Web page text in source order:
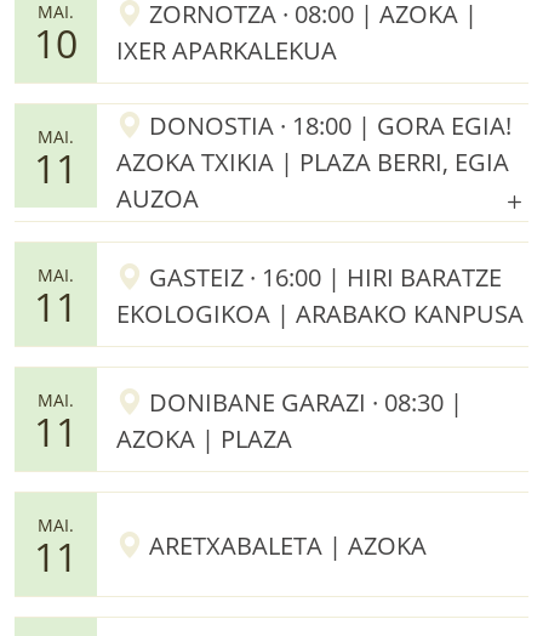
MAI.
10
ZORNOTZA · 08:00 | AZOKA |
IXER APARKALEKUA
MAI.
11
DONOSTIA · 18:00 | GORA EGIA!
AZOKA TXIKIA | PLAZA BERRI, EGIA
AUZOA
MAI.
11
GASTEIZ · 16:00 | HIRI BARATZE
EKOLOGIKOA | ARABAKO KANPUSA
MAI.
11
DONIBANE GARAZI · 08:30 |
AZOKA | PLAZA
MAI.
11 ARETXABALETA | AZOKA